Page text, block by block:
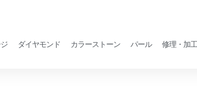
ダイヤモンド カラーストーン パール 修理・加工